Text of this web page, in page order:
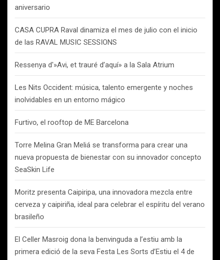
aniversario
CASA CUPRA Raval dinamiza el mes de julio con el inicio
de las RAVAL MUSIC SESSIONS
Ressenya d'»Avi, et trauré d’aquí» a la Sala Atrium
Les Nits Occident: música, talento emergente y noches
inolvidables en un entorno mágico
Furtivo, el rooftop de ME Barcelona
Torre Melina Gran Meliá se transforma para crear una
nueva propuesta de bienestar con su innovador concepto
SeaSkin Life
Moritz presenta Caipiripa, una innovadora mezcla entre
cerveza y caipiriña, ideal para celebrar el espíritu del verano
brasileño
El Celler Masroig dona la benvinguda a l’estiu amb la
primera edició de la seva Festa Les Sorts d’Estiu el 4 de